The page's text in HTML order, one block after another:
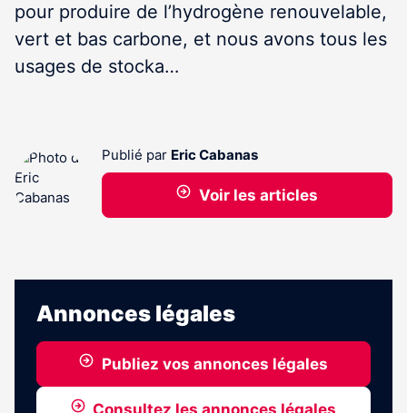
pour produire de l’hydrogène renouvelable,
vert et bas carbone, et nous avons tous les
usages de stocka…
Publié par Eric Cabanas
Voir les articles
Annonces légales
Publiez vos annonces légales
Consultez les annonces légales